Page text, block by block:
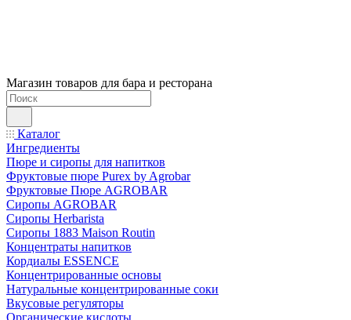
Магазин товаров для бара и ресторана
Каталог
Ингредиенты
Пюре и сиропы для напитков
Фруктовые пюре Purex by Agrobar
Фруктовые Пюре AGROBAR
Сиропы AGROBAR
Сиропы Herbarista
Сиропы 1883 Maison Routin
Концентраты напитков
Кордиалы ESSENCE
Концентрированные основы
Натуральные концентрированные соки
Вкусовые регуляторы
Органические кислоты